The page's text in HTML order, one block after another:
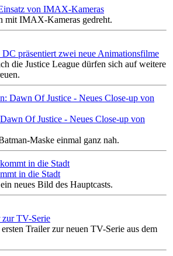
von IMAX-Kameras
mit IMAX-Kameras gedreht.
präsentiert zwei neue Animationsfilme
die Justice League dürfen sich auf weitere
Of Justice - Neues Close-up von
Maske einmal ganz nah.
in die Stadt
neues Bild des Hauptcasts.
zur TV-Serie
Trailer zur neuen TV-Serie aus dem